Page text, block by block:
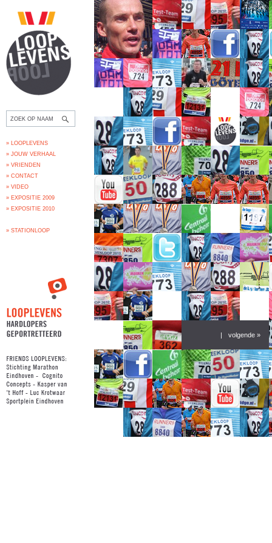
» LOOPLEVENS
» JOUW VERHAAL
» VRIENDEN
» CONTACT
» VIDEO
» EXPOSITIE 2009
» EXPOSITIE 2010
» STATIONLOOP
| volgende »